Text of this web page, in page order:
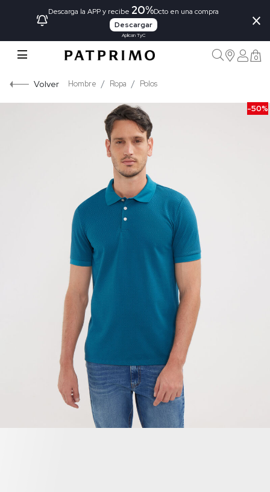
Descarga la APP y recibe 20%Dcto en una compra
Descargar
Aplican TyC
×
0
Volver Hombre Ropa Polos
-50%